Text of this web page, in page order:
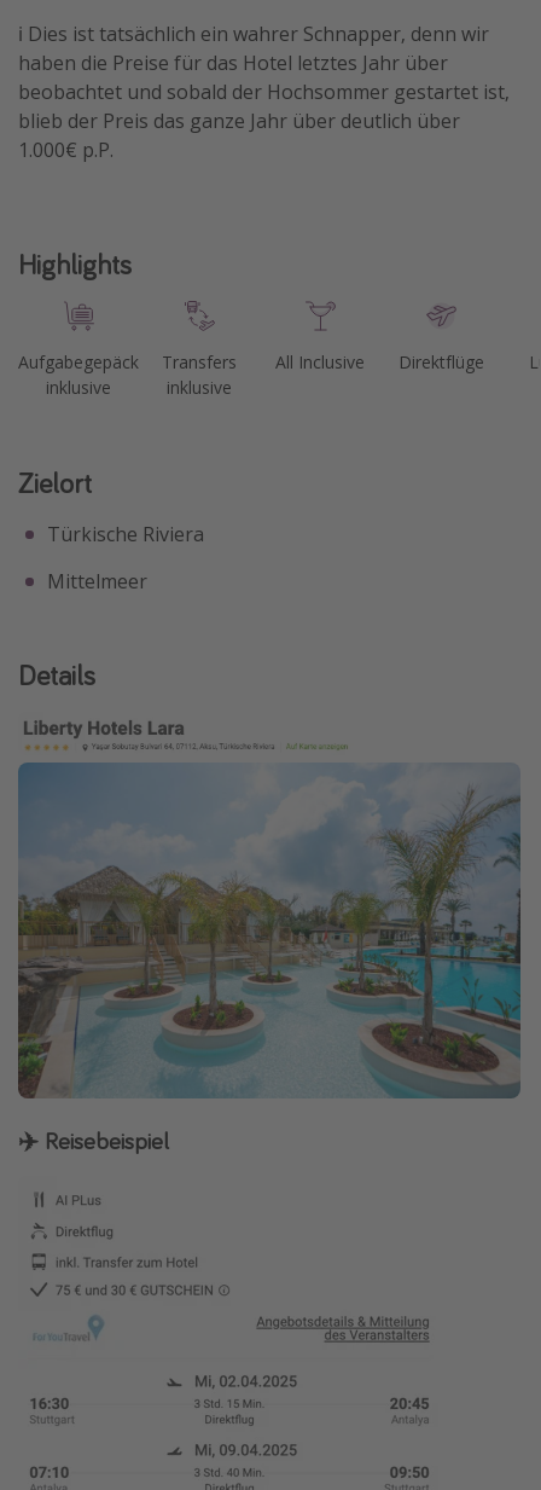
ℹ️ Dies ist tatsächlich ein wahrer Schnapper, denn wir
haben die Preise für das Hotel letztes Jahr über
beobachtet und sobald der Hochsommer gestartet ist,
blieb der Preis das ganze Jahr über deutlich über
1.000€ p.P.
Highlights
Aufgabegepäck
inklusive
Transfers
inklusive
All Inclusive Direktflüge
Zielort
Türkische Riviera
Mittelmeer
Details
✈️ Reisebeispiel